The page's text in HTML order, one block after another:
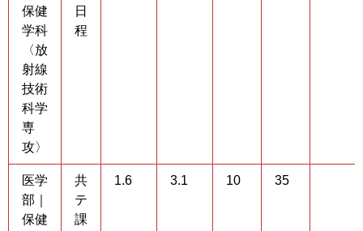
保健
学科
〈放
射線
技術
科学
専
攻〉
日
程
医学
部｜
保健
共
テ
課
1.6 3.1 10 35